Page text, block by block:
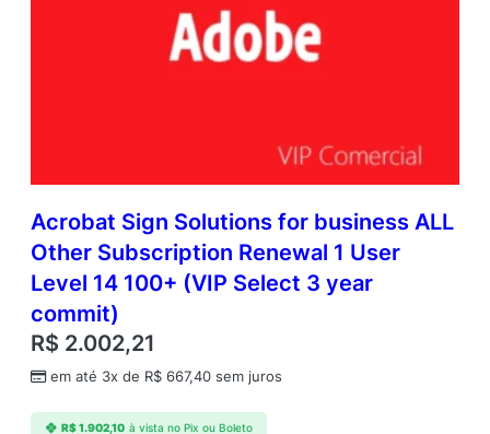
Acrobat Sign Solutions for business ALL
Other Subscription Renewal 1 User
Level 14 100+ (VIP Select 3 year
commit)
R$ 2.002,21
em até 3x de R$ 667,40 sem juros
R$1.902,10 à vista no Pix ou Boleto